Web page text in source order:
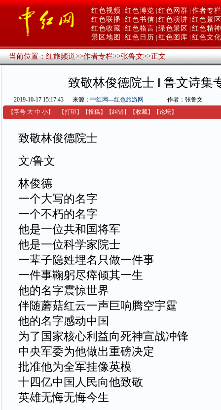
红色视频 红色博览 红色网群 作者专栏
红色联播 红色书信 红色演讲 红色景区
红色收藏 红色格言 绿色景区
红色精神
景区地图
红色日历 红色图库 红色文化
当前位置：红旅频道>>作者专栏>>张鲁文>>正文
致敬林俊德院士 ‖ 鲁文诗集
2019-10-17 15:17:43 来源： 中红网—红色旅游网
作者：张鲁文
【字号 大 中 小】 【打印 】 【投稿】 【纠错】 【收藏】 【论坛】
致敬林俊德院士
文/鲁文
林俊德
一个大写的名字
一个不朽的名字
他是一位共和国将军
他是一位科学家院士
一辈子隐姓埋名只做一件事
一件事鞠躬尽瘁倾其一生
他的名字震惊世界
伴随蘑菇红云一声巨响腾空宇霆
他的名字感动中国
为了国家核心利益向死神宣战冲锋
中央军委为他做出重磅决定
批准他为全军挂像英模
十四亿中国人民向他致敬
英雄无悔无悔今生